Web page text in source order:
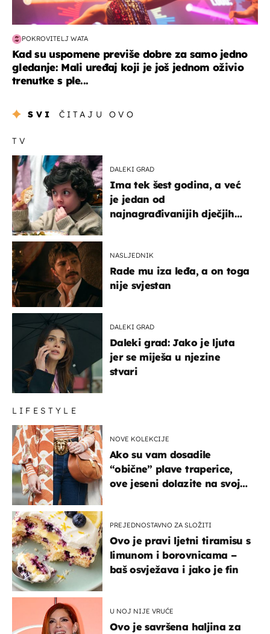
POKROVITELJ WATA
Kad su uspomene previše dobre za samo jedno
gledanje: Mali uređaj koji je još jednom oživio
trenutke s ple...
SVI ČITAJU OVO
TV
DALEKI GRAD
Ima tek šest godina, a već
je jedan od
najnagrađivanijih dječjih
NASLJEDNIK
Rade mu iza leđa, a on toga
nije svjestan
DALEKI GRAD
Daleki grad: Jako je ljuta
jer se miješa u njezine
stvari
LIFESTYLE
NOVE KOLEKCIJE
Ako su vam dosadile
“obične” plave traperice,
ove jeseni dolazite na svoje
PREJEDNOSTAVNO ZA SLOŽITI
Ovo je pravi ljetni tiramisu s
limunom i borovnicama –
baš osvježava i jako je fin
U NOJ NIJE VRUĆE
Ovo je savršena haljina za